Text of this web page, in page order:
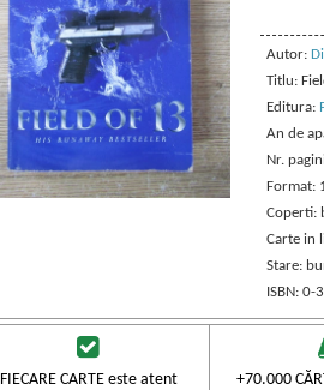
Autor:
Titlu:
Editura:
An de
Nr.
Format:
Coperti:
Carte in
Stare:
ISBN: 0-
FIECARE CARTE este atent
+70.000